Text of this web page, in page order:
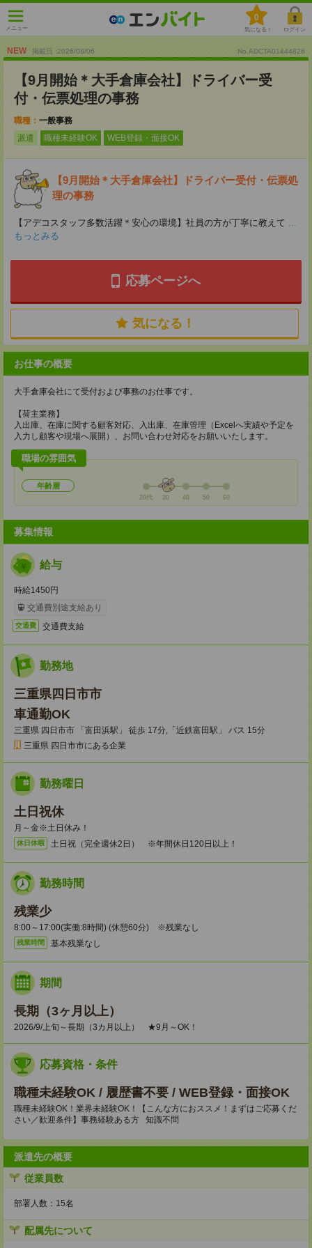
メニュー
0
気になる！ ログイン
NEW 掲載日 :2026/08/06 No.ADCTA01444826
【9月開始＊大手倉庫会社】ドライバー受
付・伝票処理の事務
職種： 一般事務
派遣
職種未経験OK WEB登録・面接OK
【9月開始＊大手倉庫会社】ドライバー受付・伝票処
理の事務
【アデコスタッフ多数活躍＊安心の環境】社員の方が丁寧に教えて ...
もっとみる
応募ページへ
気になる！
お仕事の概要
大手倉庫会社にて受付および事務のお仕事です。
【荷主業務】
入出庫、在庫に関する顧客対応、入出庫、在庫管理（Excelへ実績や予定を
入力し顧客や現場へ展開）、お問い合わせ対応をお願いいたします。
職場の雰囲気
年齢層
20代 30 40 50 60
募集情報
給与
時給1450円
交通費別途支給あり
交通費 交通費支給
勤務地
三重県四日市市
車通勤OK
三重県 四日市市 「富田浜駅」 徒歩 17分,「近鉄富田駅」 バス 15分
三重県 四日市市にある企業
勤務曜日
土日祝休
月～金※土日休み！
休日休暇 土日祝（完全週休2日） ※年間休日120日以上！
勤務時間
残業少
8:00～17:00(実働:8時間) (休憩60分) ※残業なし
残業時間 基本残業なし
期間
長期（3ヶ月以上）
2026/9/上旬～長期（3カ月以上） ★9月～OK！
応募資格・条件
職種未経験OK / 履歴書不要 / WEB登録・面接OK
職種未経験OK！業界未経験OK！【こんな方におススメ！まずはご応募くだ
さい／歓迎条件】事務経験ある方 知識不問
派遣先の概要
従業員数
部署人数：15名
配属先について